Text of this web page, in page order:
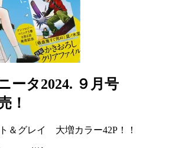
ータ2024. ９月号
！
＆グレイ 大増カラー42P！！